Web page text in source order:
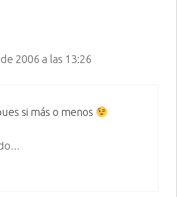
2006 a las 13:26
si más o menos